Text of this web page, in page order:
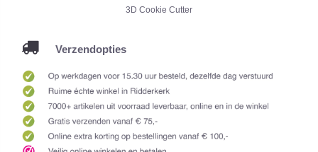
3D Cookie Cutter
Verzendopties